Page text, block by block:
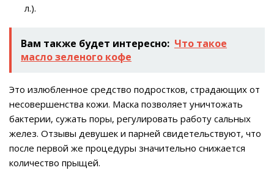
л.).
Вам также будет интересно: Что такое
масло зеленого кофе
Это излюбленное средство подростков, страдающих от
несовершенства кожи. Маска позволяет уничтожать
бактерии, сужать поры, регулировать работу сальных
желез. Отзывы девушек и парней свидетельствуют, что
после первой же процедуры значительно снижается
количество прыщей.